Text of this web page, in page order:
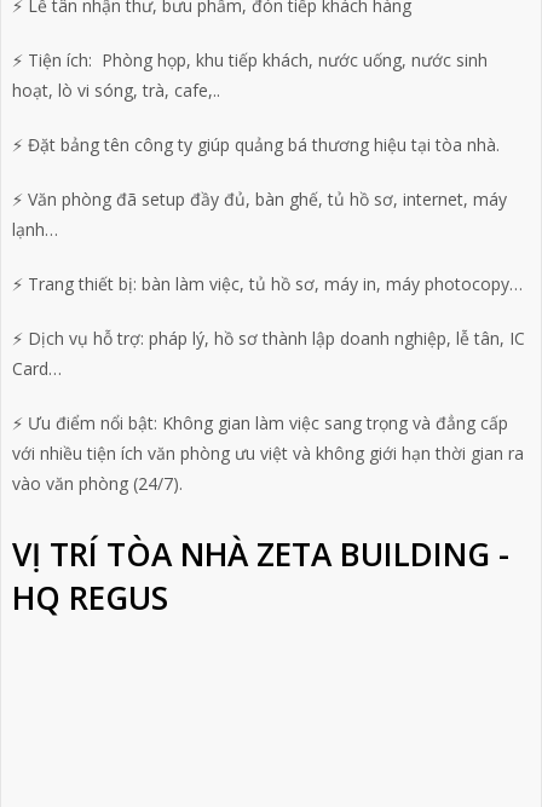
⚡ Lễ tân nhận thư, bưu phẩm, đón tiếp khách hàng
⚡ Tiện ích: Phòng họp, khu tiếp khách, nước uống, nước sinh
hoạt, lò vi sóng, trà, cafe,..
⚡ Đặt bảng tên công ty giúp quảng bá thương hiệu tại tòa nhà.
⚡ Văn phòng đã setup đầy đủ, bàn ghế, tủ hồ sơ, internet, máy
lạnh…
⚡ Trang thiết bị: bàn làm việc, tủ hồ sơ, máy in, máy photocopy…
⚡ Dịch vụ hỗ trợ: pháp lý, hồ sơ thành lập doanh nghiệp, lễ tân, IC
Card…
⚡ Ưu điểm nổi bật: Không gian làm việc sang trọng và đẳng cấp
với nhiều tiện ích văn phòng ưu việt và không giới hạn thời gian ra
vào văn phòng (24/7).
VỊ TRÍ TÒA NHÀ ZETA BUILDING -
HQ REGUS